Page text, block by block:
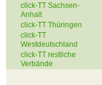
click-TT Sachsen-
Anhalt
click-TT Thüringen
click-TT
Westdeutschland
click-TT restliche
Verbände